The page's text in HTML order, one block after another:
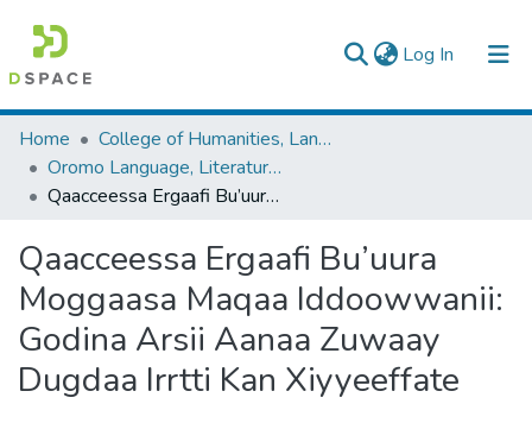
Log In (current)
Colleges, Institutes & Collections
Browse AAU-ETD
Home
College of Humanities, Language Studies, Journalism & Communication
Oromo Language, Literature and Folklore
Qaacceessa Ergaafi Bu’uura Moggaasa Maqaa Iddoowwanii: Godina Arsii Aanaa Zuwaay Dugdaa Irrtti Kan Xiyyeeffate
Qaacceessa Ergaafi Bu’uura
Moggaasa Maqaa Iddoowwanii:
Godina Arsii Aanaa Zuwaay
Dugdaa Irrtti Kan Xiyyeeffate